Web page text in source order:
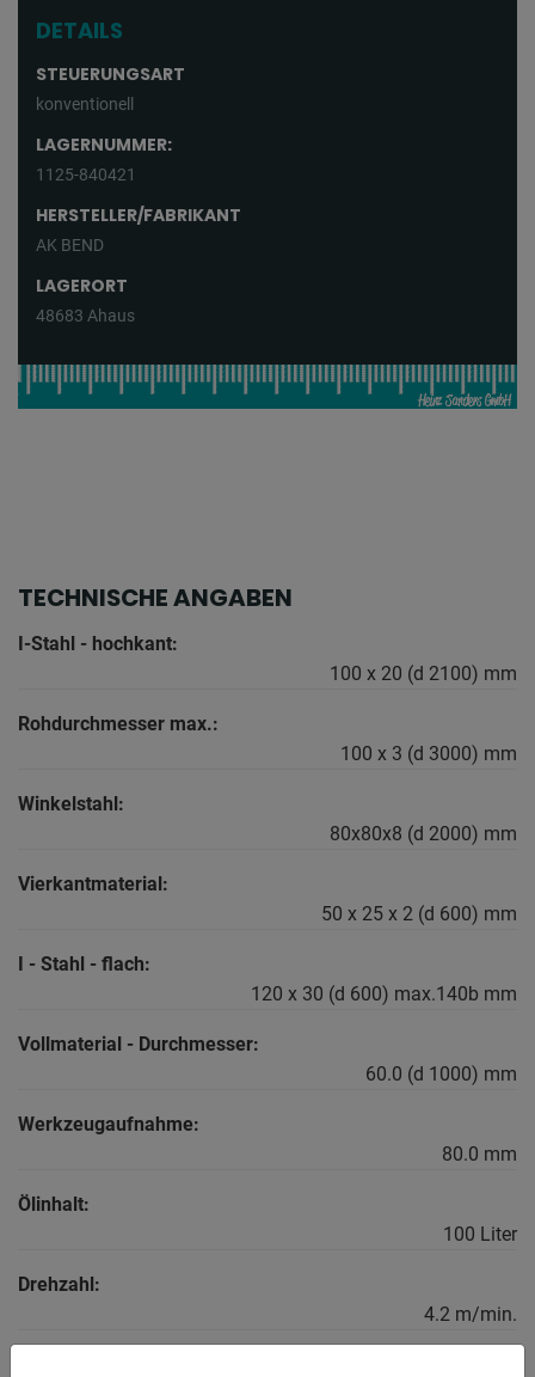
DETAILS
STEUERUNGSART
konventionell
LAGERNUMMER:
1125-840421
HERSTELLER/FABRIKANT
AK BEND
LAGERORT
48683 Ahaus
TECHNISCHE ANGABEN
I-Stahl - hochkant:
100 x 20 (d 2100) mm
Rohdurchmesser max.:
100 x 3 (d 3000) mm
Winkelstahl:
80x80x8 (d 2000) mm
Vierkantmaterial:
50 x 25 x 2 (d 600) mm
I - Stahl - flach:
120 x 30 (d 600) max.140b mm
Vollmaterial - Durchmesser:
60.0 (d 1000) mm
Werkzeugaufnahme:
80.0 mm
Ölinhalt:
100 Liter
Drehzahl:
4.2 m/min.